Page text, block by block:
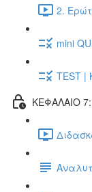
2.
mini
TEST |
ΚΕΦΑΛΑΙΟ